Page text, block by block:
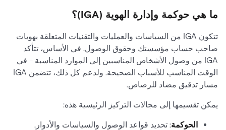
ما هي حوكمة وإدارة الهوية (IGA)؟
تتكون IGA من السياسات والعمليات والتقنيات المتعلقة بهويات
صاحب حساب مؤسستك وحقوق الوصول. في الأساس، تتأكد
IGA من وصول الأشخاص المناسبين إلى الموارد المناسبة - في
الوقت المناسب للأسباب الصحيحة. ولدعم كل ذلك، تتضمن IGA
مسار تدقيق مضاد للرصاص.
يمكن تقسيمها إلى مجالات التركيز الرئيسية هذه:
الحوكمة: تحديد قواعد الوصول والسياسات والأدوار.